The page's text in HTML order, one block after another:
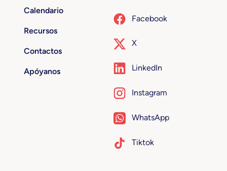
Calendario
Recursos
Contactos
Apóyanos
Facebook
X
LinkedIn
Instagram
WhatsApp
Tiktok